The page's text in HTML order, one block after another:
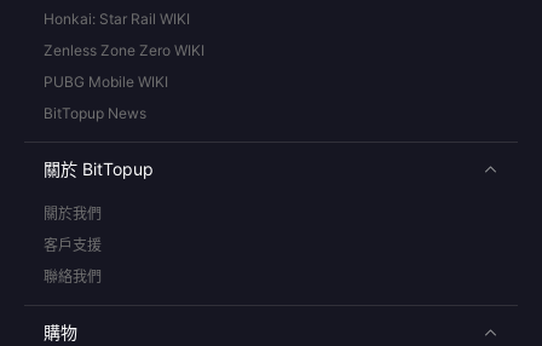
Honkai: Star Rail WIKI
Zenless Zone Zero WIKI
PUBG Mobile WIKI
BitTopup News
關於 BitTopup
關於我們
客戶支援
聯絡我們
購物